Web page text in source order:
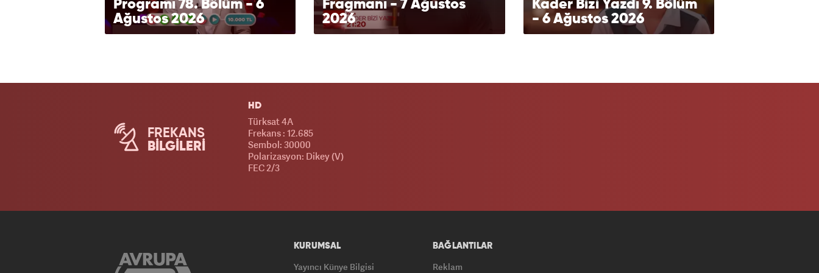
Programı 78. Bölüm - 6
Ağustos 2026
Fragmanı - 7 Ağustos
2026
Kader Bizi Yazdı 9. Bölüm
- 6 Ağustos 2026
FREKANS
BİLGİLERİ
HD
Türksat 4A
Frekans : 12.685
Sembol: 30000
Polarizasyon: Dikey (V)
FEC 2/3
KURUMSAL
Yayıncı Künye Bilgisi
BAĞLANTILAR
Reklam